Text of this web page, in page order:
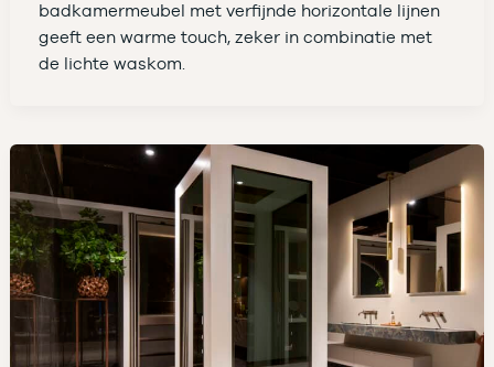
badkamermeubel met verfijnde horizontale lijnen
geeft een warme touch, zeker in combinatie met
de lichte waskom.